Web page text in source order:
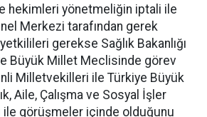
hekimleri yönetmeliğin iptali ile
Merkezi tarafından gerek
gerekse Sağlık Bakanlığı
Büyük Millet Meclisinde görev
Milletvekilleri ile Türkiye Büyük
Aile, Çalışma ve Sosyal İşler
ile görüşmeler içinde olduğunu